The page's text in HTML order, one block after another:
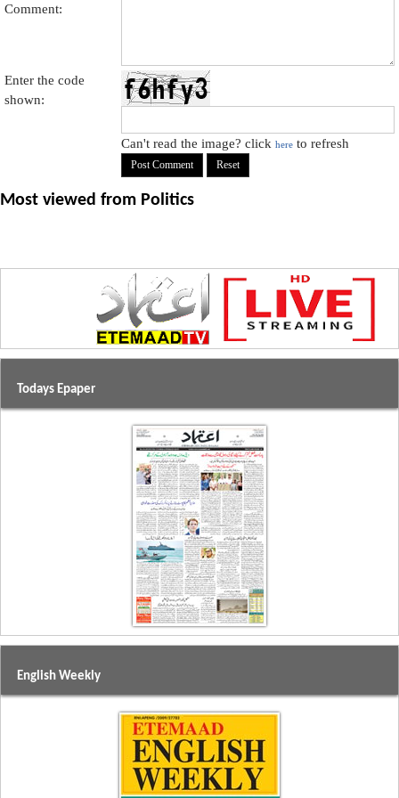
Comment:
Enter the code
shown:
Can't read the image? clickhere to refresh
Most viewed from Politics
Todays Epaper
English Weekly